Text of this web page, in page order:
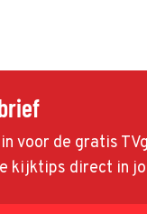
voor de gratis
kijktips direct in